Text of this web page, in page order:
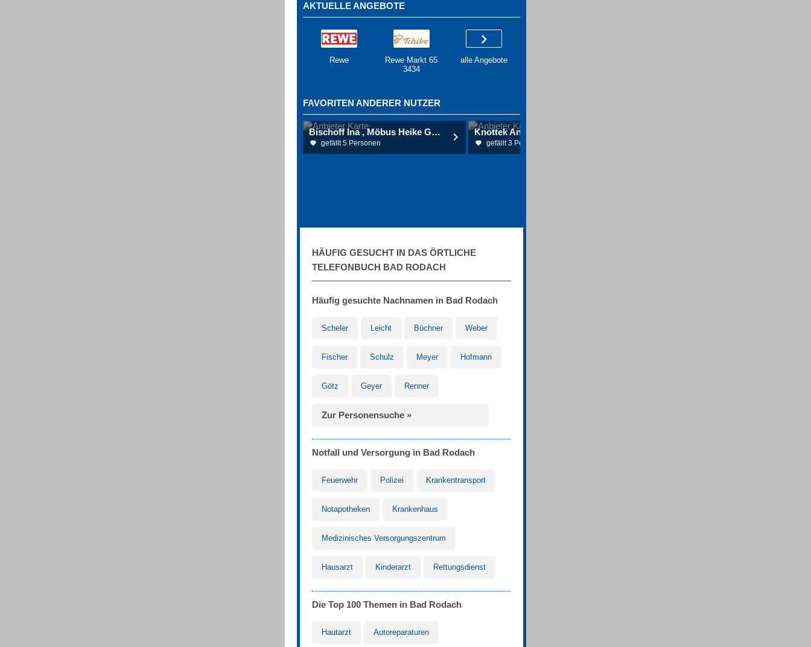
AKTUELLE ANGEBOTE
Rewe
Rewe Markt 65
3434
alle Angebote
FAVORITEN ANDERER NUTZER
Bischoff Ina , Möbus Heike Gemeinschaftspraxis für Allgemeinmedizin
gefällt 5 Personen gefällt 3 Personen
HÄUFIG GESUCHT IN DAS ÖRTLICHE
TELEFONBUCH BAD RODACH
Häufig gesuchte Nachnamen in Bad Rodach
Scheler Leicht Büchner Weber
Fischer Schulz Meyer Hofmann
Götz Geyer Renner
Zur Personensuche »
Notfall und Versorgung in Bad Rodach
Feuerwehr Polizei Krankentransport
Notapotheken Krankenhaus
Medizinisches Versorgungszentrum
Hausarzt Kinderarzt Rettungsdienst
Die Top 100 Themen in Bad Rodach
Hautarzt Autoreparaturen